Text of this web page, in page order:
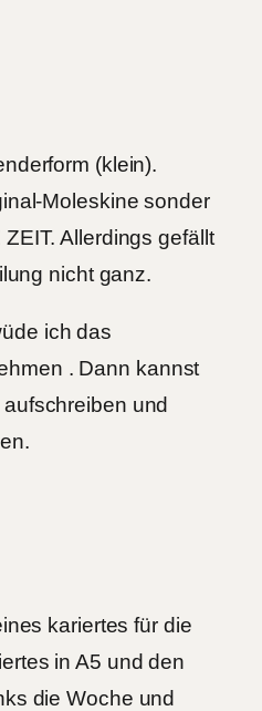
(klein).
Moleskine sonder
Allerdings gefällt
nicht ganz.
ich das
. Dann kannst
und
kariertes für die
in A5 und den
die Woche und